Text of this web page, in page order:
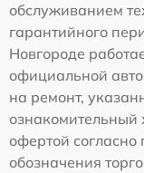
обслуживанием
гарантийного
Новгороде
официальной
на ремонт,
ознакомительный
офертой
обозначения